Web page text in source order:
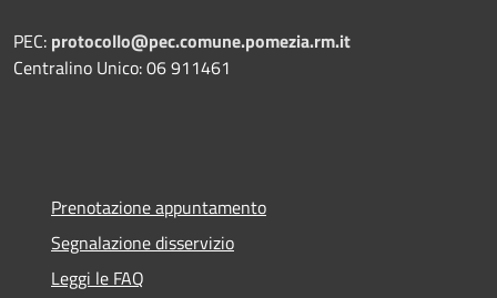
PEC: protocollo@pec.comune.pomezia.rm.it
Centralino Unico: 06 911461
Prenotazione appuntamento
Segnalazione disservizio
Leggi le FAQ